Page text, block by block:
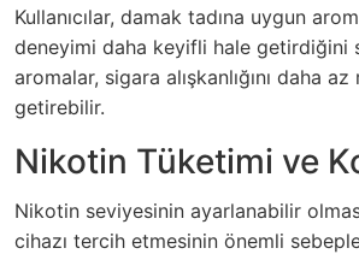
Kullanıcılar, damak tadına uygun
deneyimi daha keyifli hale getirdiğini
aromalar, sigara alışkanlığını daha
getirebilir.
Nikotin Tüketimi ve
Nikotin seviyesinin ayarlanabilir
cihazı tercih etmesinin önemli